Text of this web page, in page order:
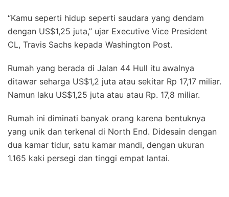
“Kamu seperti hidup seperti saudara yang dendam
dengan US$1,25 juta,” ujar Executive Vice President
CL, Travis Sachs kepada Washington Post.
Rumah yang berada di Jalan 44 Hull itu awalnya
ditawar seharga US$1,2 juta atau sekitar Rp 17,17 miliar.
Namun laku US$1,25 juta atau atau Rp. 17,8 miliar.
Rumah ini diminati banyak orang karena bentuknya
yang unik dan terkenal di North End. Didesain dengan
dua kamar tidur, satu kamar mandi, dengan ukuran
1.165 kaki persegi dan tinggi empat lantai.